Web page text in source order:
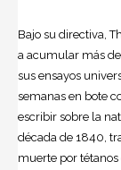
Bajo su directiva,
a acumular más
sus ensayos
semanas en bote
escribir sobre la
década de 1840,
muerte por